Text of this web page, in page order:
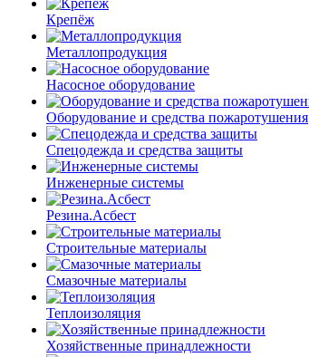
Крепёж
Металлопродукция
Насосное оборудование
Оборудование и средства пожаротушения
Спецодежда и средства защиты
Инженерные системы
Резина.Асбест
Строительные материалы
Смазочные материалы
Теплоизоляция
Хозяйственные принадлежности